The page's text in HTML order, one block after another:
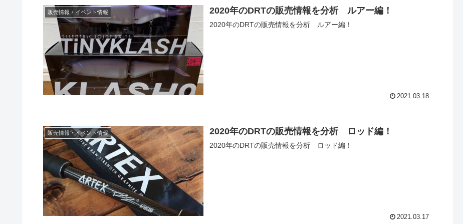
販売情報・イベント情報 2020年のDRTの販売情報を分析 ルアー編！
2020年のDRTの販売情報を分析 ルアー編！
2021.03.18
販売情報・イベント情報 2020年のDRTの販売情報を分析 ロッド編！
2020年のDRTの販売情報を分析 ロッド編！
2021.03.17